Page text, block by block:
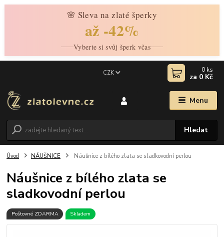
🌸 Sleva na zlaté šperky
až -42%
Vyberte si svůj šperk včas
Menu
CZK
Hledat
0 ks
za 0 Kč
Úvod NÁUŠNICE Náušnice z bílého zlata se sladkovodní perlou
Náušnice z bílého zlata se
sladkovodní perlou
Poštovné ZDARMA Skladem